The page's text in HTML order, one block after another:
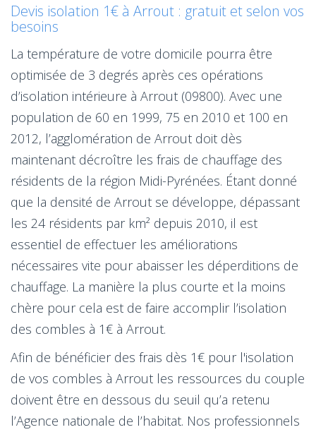
Devis isolation 1€ à Arrout : gratuit et selon vos
besoins
La température de votre domicile pourra être
optimisée de 3 degrés après ces opérations
d’isolation intérieure à Arrout (09800). Avec une
population de 60 en 1999, 75 en 2010 et 100 en
2012, l’agglomération de Arrout doit dès
maintenant décroître les frais de chauffage des
résidents de la région Midi-Pyrénées. Étant donné
que la densité de Arrout se développe, dépassant
les 24 résidents par km² depuis 2010, il est
essentiel de effectuer les améliorations
nécessaires vite pour abaisser les déperditions de
chauffage. La manière la plus courte et la moins
chère pour cela est de faire accomplir l’isolation
des combles à 1€ à Arrout.
Afin de bénéficier des frais dès 1€ pour l'isolation
de vos combles à Arrout les ressources du couple
doivent être en dessous du seuil qu’a retenu
l’Agence nationale de l’habitat. Nos professionnels